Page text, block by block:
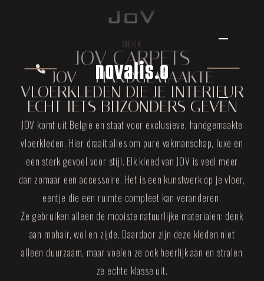
MERK
JOV CARPETS
JOV – HANDGEMAAKTE
VLOERKLEDEN DIE JE INTERIEUR
ECHT IETS BIJZONDERS GEVEN
JOV komt uit België en staat voor exclusieve, handgemaakte
vloerkleden. Hier draait alles om pure vakmanschap, luxe en
een sterk gevoel voor stijl. Elk kleed van JOV is veel meer
dan zomaar een accessoire. Het is een kunstwerk op je vloer,
eentje die een ruimte compleet kan veranderen.
Ze gebruiken alleen de mooiste natuurlijke materialen: denk
aan mohair, wol en zijde. Daardoor zijn deze kleden niet
alleen duurzaam, maar voelen ze ook heerlijk aan en stralen
ze echte klasse uit.